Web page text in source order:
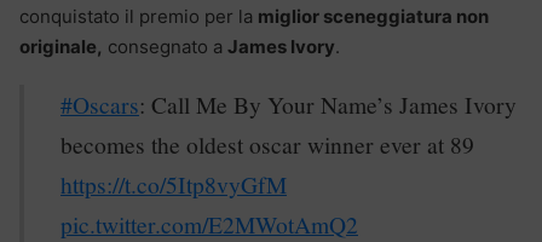
conquistato il premio per la miglior sceneggiatura non
originale, consegnato a James Ivory.
#Oscars: Call Me By Your Name’s James Ivory
becomes the oldest oscar winner ever at 89
https://t.co/5Itp8vyGfM
pic.twitter.com/E2MWotAmQ2